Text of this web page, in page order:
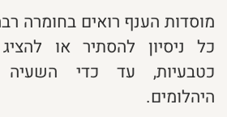
מוסדות הענף רואים בחומרה
כל ניסיון להסתיר או
כטבעיות, עד כדי השעיה
היהלומים.